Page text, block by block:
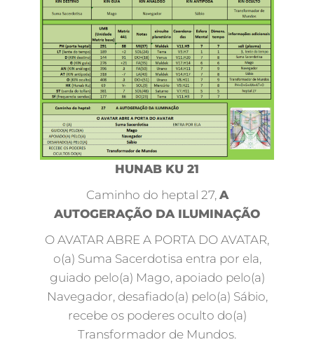
HUNAB KU 21
Caminho do heptal 27, A
AUTOGERAÇÃO DA ILUMINAÇÃO
O AVATAR ABRE A PORTA DO AVATAR,
o(a) Suma Sacerdotisa entra por ela,
guiado pelo(a) Mago, apoiado pelo(a)
Navegador, desafiado(a) pelo(a) Sábio,
recebe os poderes oculto do(a)
Transformador de Mundos.